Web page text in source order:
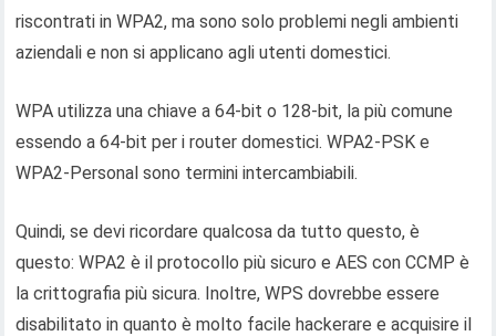
riscontrati in WPA2, ma sono solo problemi negli ambienti
aziendali e non si applicano agli utenti domestici.
WPA utilizza una chiave a 64-bit o 128-bit, la più comune
essendo a 64-bit per i router domestici. WPA2-PSK e
WPA2-Personal sono termini intercambiabili.
Quindi, se devi ricordare qualcosa da tutto questo, è
questo: WPA2 è il protocollo più sicuro e AES con CCMP è
la crittografia più sicura. Inoltre, WPS dovrebbe essere
disabilitato in quanto è molto facile hackerare e acquisire il